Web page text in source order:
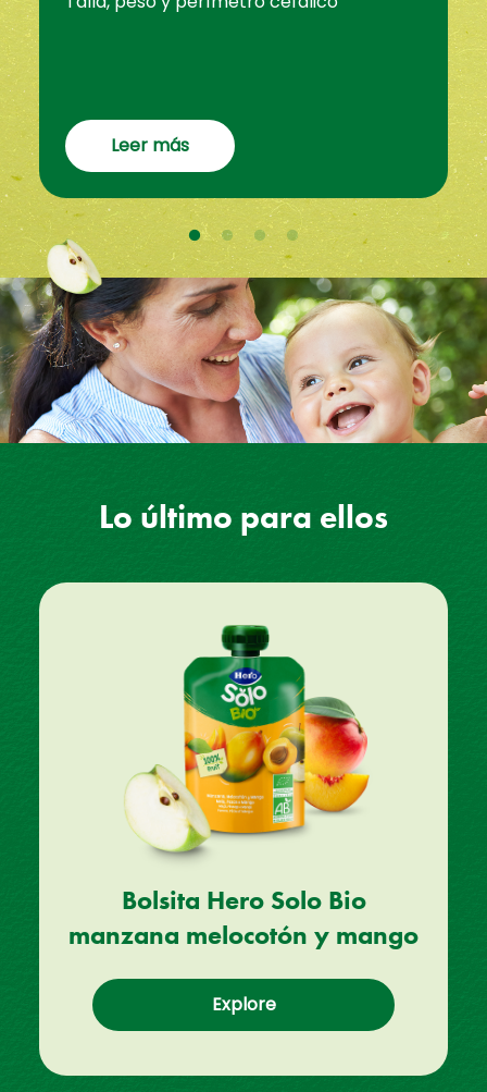
Leer más
Lo último para ellos
Bolsita Hero Solo Bio
manzana melocotón y mango
Explore